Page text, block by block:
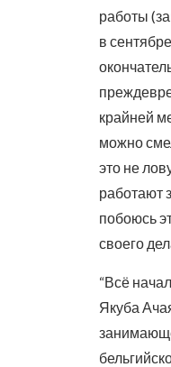
работы
в
крайней
можно
это не
работают
побоюсь
своего
“Всё
Якуба